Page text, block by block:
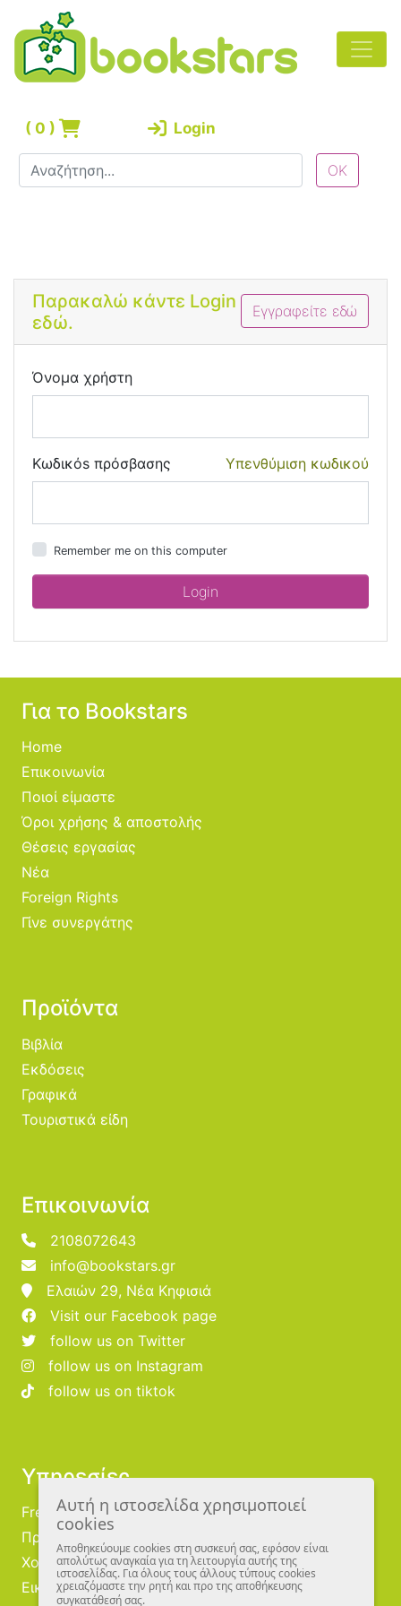
( 0 ) Login
Εγγραφείτε εδώ
Παρακαλώ κάντε Login
εδώ.
Όνομα χρήστη
Υπενθύμιση κωδικού
Κωδικόs πρόσβασης
Remember me on this computer
Για το Bookstars
Home
Επικοινωνία
Ποιοί είμαστε
Όροι χρήσης & αποστολής
Θέσεις εργασίας
Νέα
Foreign Rights
Γίνε συνεργάτης
Προϊόντα
Βιβλία
Εκδόσεις
Γραφικά
Τουριστικά είδη
Επικοινωνία
2108072643
info@bookstars.gr
Ελαιών 29, Νέα Κηφισιά
Visit our Facebook page
follow us on Twitter
follow us on Instagram
follow us on tiktok
Υπηρεσίες
Free Publishing
Προμηθευτές
Χονδρική
Εικονογράφοι
Αυτή η ιστοσελίδα χρησιμοποιεί
cookies
Αποθηκεύουμε cookies στη συσκευή σας, εφόσον είναι
απολύτως αναγκαία για τη λειτουργία αυτής της
ιστοσελίδας. Για όλους τους άλλους τύπους cookies
χρειαζόμαστε την ρητή και προ της αποθήκευσης
συγκατάθεσή σας.